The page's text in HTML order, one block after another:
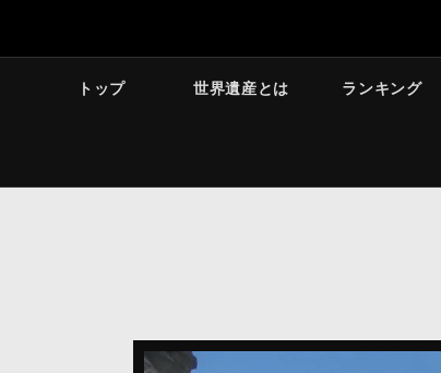
トップ 世界遺産とは ランキング